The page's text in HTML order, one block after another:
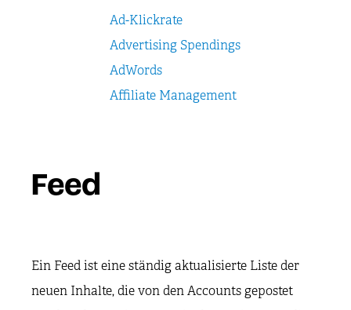
Feed
Ein Feed ist eine ständig aktualisierte Liste der
neuen Inhalte, die von den Accounts gepostet
Ad-Klickrate
Advertising Spendings
AdWords
Affiliate Management